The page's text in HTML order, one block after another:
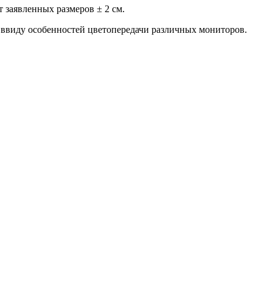
размеров ± 2 см.
особенностей цветопередачи различных мониторов.